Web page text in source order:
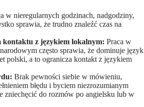
w nieregularnych godzinach, nadgodziny,
sprawia, że trudno znaleźć czas na
kontaktu z językiem lokalnym: Praca w
często sprawia, że dominuje język
polski, a to ogranicza kontakt z językiem
Brak pewności siebie w mówieniu,
błędu i byciem niezrozumianym
zniechęcić do rozmów po angielsku lub w